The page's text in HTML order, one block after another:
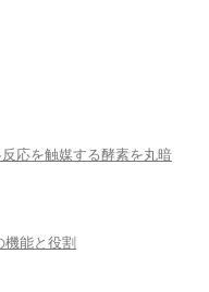
応を触媒する酵素を丸暗
機能と役割